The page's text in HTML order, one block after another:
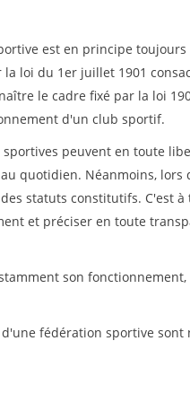
est en principe
loi du 1er juillet 1901
le cadre fixé par la loi
d'un club sportif.
peuvent en toute
quotidien. Néanmoins, lors
statuts constitutifs. C'est
et préciser en toute
son
fédération sportive sont